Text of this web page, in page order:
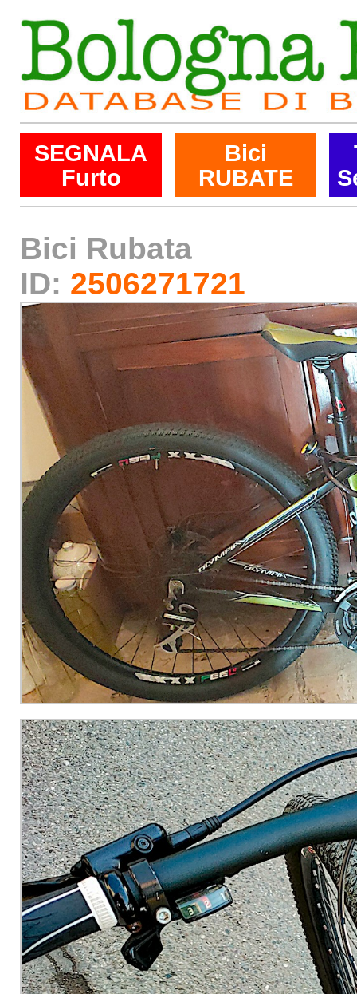
SEGNALA
Furto
Bici
RUBATE
Bici Rubata
ID: 2506271721